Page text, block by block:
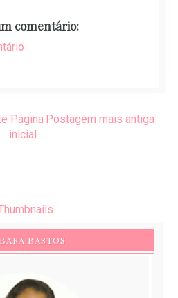
comentário:
Postagem mais antiga
Página
inicial
BASTOS